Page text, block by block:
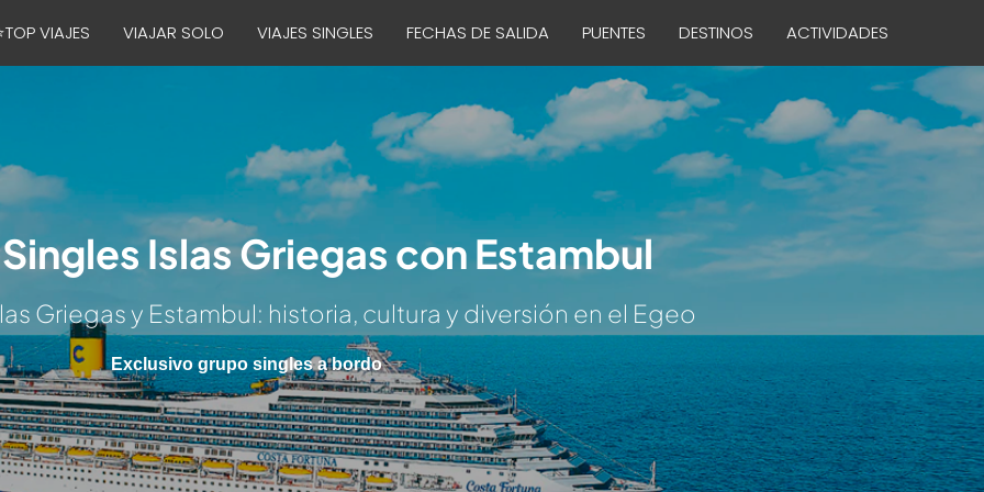
VIAJES VIAJAR SOLO VIAJES SINGLES FECHAS DE SALIDA PUENTES DESTINOS ACTIVIDADES
Islas Griegas con Estambul
Griegas y Estambul: historia, cultura y diversión en el Egeo
Exclusivo grupo singles a bordo